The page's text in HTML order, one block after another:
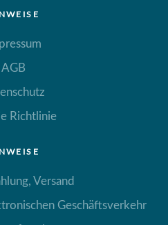
AGB
Richtlinie
Versand
Geschäftsverkehr